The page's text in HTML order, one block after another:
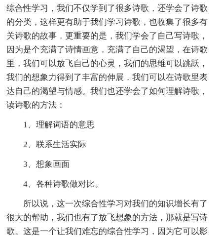
综合性学习，我们不仅学到了很多诗歌，还学会了诗歌
的分类，这样更有助于我们学习诗歌，也收集了很多有
关诗歌的故事，更重要的是，我们学会了自己写诗歌，
因为是个充满了诗情画意，充满了自己的渴望，在诗歌
里，我们可以放飞自己的心灵，我们的思维可以跳跃，
我们的想象力得到了丰富的伸展，我们可以在诗歌里表
达自己的渴望与情感。我们也还学会了如何理解诗歌，
读诗歌的方法：
1、理解词语的意思
2、联系生活实际
3、想象画面
4、各种诗歌做对比。
所以说，这一次综合性学习对我们的知识增长有了
很大的帮助，我们也有了放飞想象的方法，那就是写诗
歌。这是一个让我们难忘的综合性学习，因为它可以影